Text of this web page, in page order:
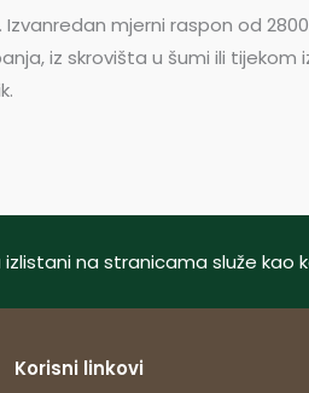
mjerni raspon od
iz skrovišta u šumi ili
izlistani na stranicama služe
Korisni linkovi